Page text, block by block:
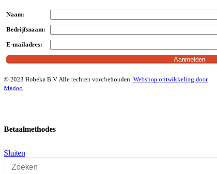
Naam:
Bedrijfsnaam:
E-mailadres:
© 2023 Hobeka B.V. Alle rechten voorbehouden. Webshop ontwikkeling door
Madoo.
Betaalmethodes
Sluiten